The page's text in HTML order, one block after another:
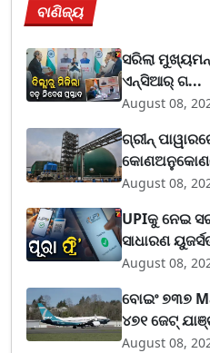
ବାଣିଜ୍ୟ
ସରିଲା
ଏନ୍‌ସିଆର୍ ଗ...
August 08,
ଗ୍ରୀନ୍
August 08,
UPIକୁ ନେଇ
ସାଧାରଣ
August 08,
ବୋଇଂ ୭୩୭
୪୭୧ ଜେଟ୍
August 08,